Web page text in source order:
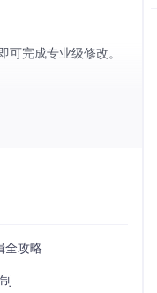
完成专业级修改。
Diablo Edit2/Pictcur
全攻略